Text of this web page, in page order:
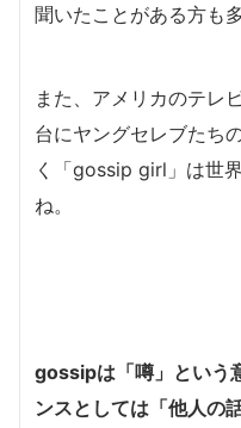
聞いたことがある方も
また、アメリカのテレ
台にヤングセレブたち
く「gossip girl」は世
ね。
gossipは「噂」という
ンスとしては「他人の